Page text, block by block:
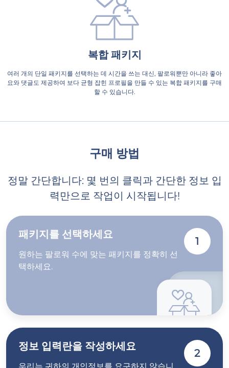
복합 패키지
여러 개의 단일 패키지를 선택하는 데 시간을 쓰는 대신, 팔로워뿐만 아니라 좋아
요와 댓글도 제공하여 보다 균형 잡힌 프로필을 만들 수 있는 복합 패키지를 구매
할 수 있습니다.
구매 방법
정말 간단합니다: 몇 번의 클릭과 간단한 정보 입
력만으로 작업이 시작됩니다!
패키지를 선택하세요
원하는 팔로워 수에 맞는 패키지를 정확히 선
택하세요.
1
정보 입력란을 작성하세요
2